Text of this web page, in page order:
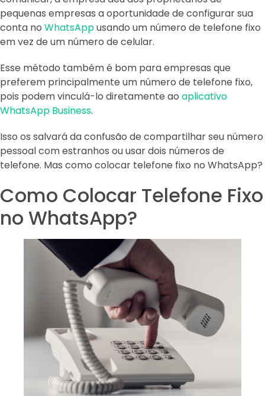
pequenas empresas a oportunidade de configurar sua
conta no WhatsAppusando um número de telefone fixo
em vez de um número de celular.
Esse método também é bom para empresas que
preferem principalmente um número de telefone fixo,
pois podem vinculá-lo diretamente ao aplicativo
WhatsApp Business.
Isso os salvará da confusão de compartilhar seu número
pessoal com estranhos ou usar dois números de
telefone. Mas como colocar telefone fixo no WhatsApp?
Como Colocar Telefone Fixo
no WhatsApp?